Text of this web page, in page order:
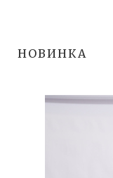
НОВИНКА